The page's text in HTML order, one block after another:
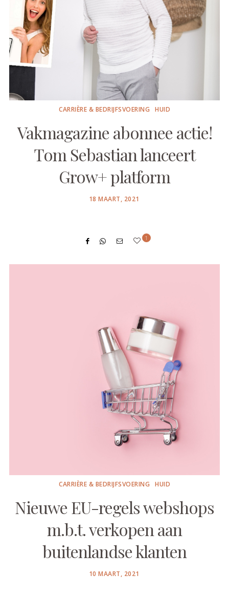
CARRIÈRE & BEDRIJFSVOERING HUID
Vakmagazine abonnee actie!
Tom Sebastian lanceert
Grow+ platform
POSTED
18 MAART, 2021
1
CARRIÈRE & BEDRIJFSVOERING HUID
Nieuwe EU-regels webshops
m.b.t. verkopen aan
buitenlandse klanten
POSTED
10 MAART, 2021